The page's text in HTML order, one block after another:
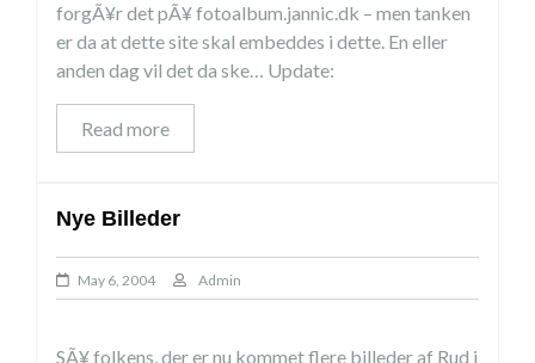
forgÃ¥r det pÃ¥ fotoalbum.jannic.dk – men tanken
er da at dette site skal embeddes i dette. En eller
anden dag vil det da ske… Update:
Read more
Nye Billeder
May 6, 2004 Admin
SÃ¥ folkens, der er nu kommet flere billeder af Rud i